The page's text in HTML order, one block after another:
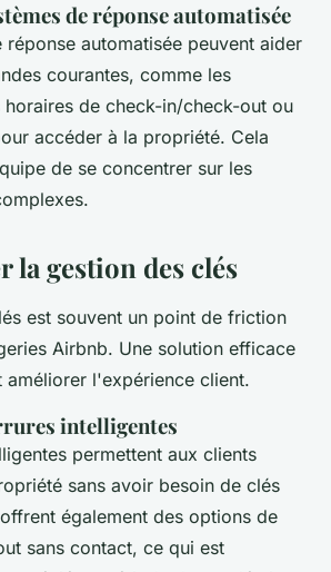
de réponse automatisée
réponse automatisée peuvent aider
courantes, comme les
horaires de check-in/check-out ou
accéder à la propriété. Cela
de se concentrer sur les
la gestion des clés
est souvent un point de friction
Airbnb. Une solution efficace
améliorer l'expérience client.
intelligentes
permettent aux clients
sans avoir besoin de clés
également des options de
sans contact, ce qui est